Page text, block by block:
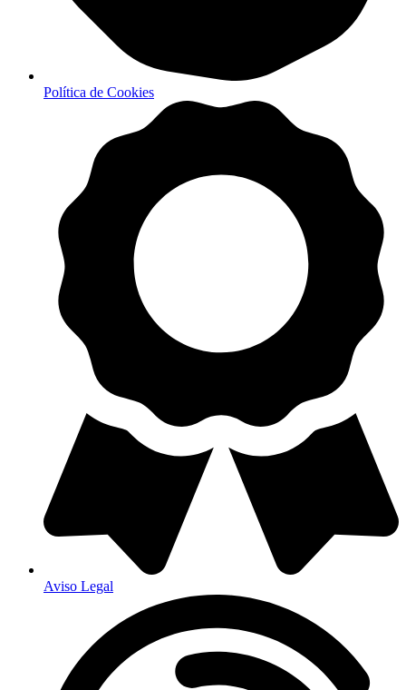
Política de Cookies
Aviso Legal